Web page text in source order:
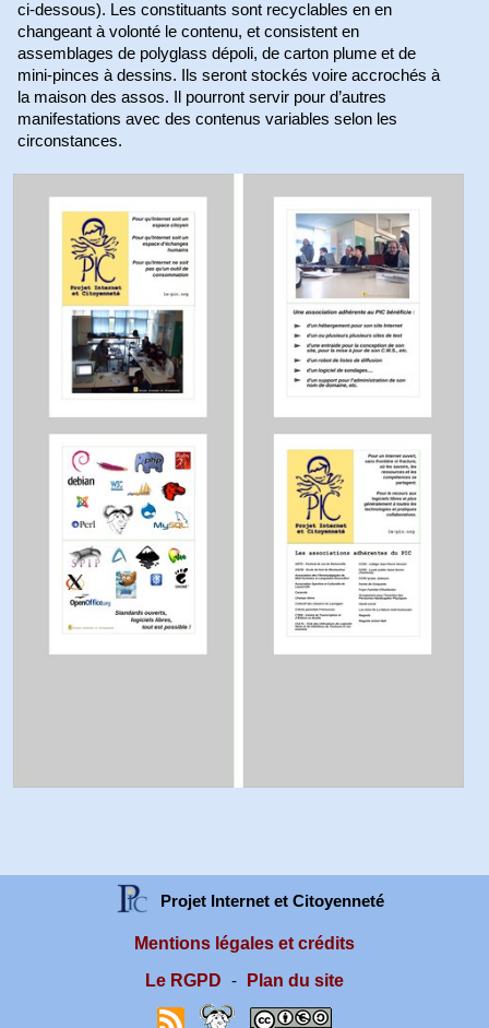
ci-dessous). Les constituants sont recyclables en en
changeant à volonté le contenu, et consistent en
assemblages de polyglass dépoli, de carton plume et de
mini-pinces à dessins. Ils seront stockés voire accrochés à
la maison des assos. Il pourront servir pour d’autres
manifestations avec des contenus variables selon les
circonstances.
Projet Internet et Citoyenneté
Mentions légales et crédits
Le RGPD
- Plan du site